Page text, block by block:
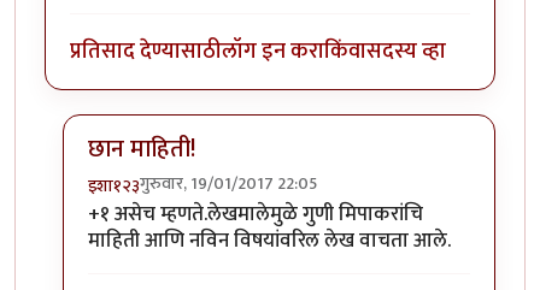
प्रतिसाद देण्यासाठीलॉग इन कराकिंवासदस्य व्हा
छान माहिती!
इशा१२३गुरुवार, 19/01/2017 22:05
In reply toमाहितीपूर्ण धागा !byडॉ सुहास म्हात्रे
+१ असेच म्हणते.लेखमालेमुळे गुणी मिपाकरांचि
माहिती आणि नविन विषयांवरिल लेख वाचता आले.